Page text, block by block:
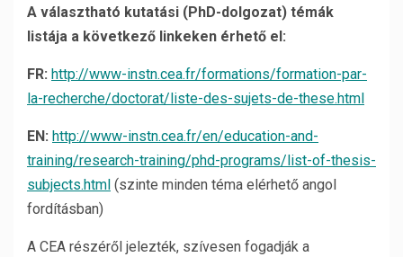
A választható kutatási (PhD-dolgozat) témák
listája a következő linkeken érhető el:
FR: http://www-instn.cea.fr/formations/formation-par-
la-recherche/doctorat/liste-des-sujets-de-these.html
EN: http://www-instn.cea.fr/en/education-and-
training/research-training/phd-programs/list-of-thesis-
subjects.html (szinte minden téma elérhető angol
fordításban)
A CEA részéről jelezték, szívesen fogadják a